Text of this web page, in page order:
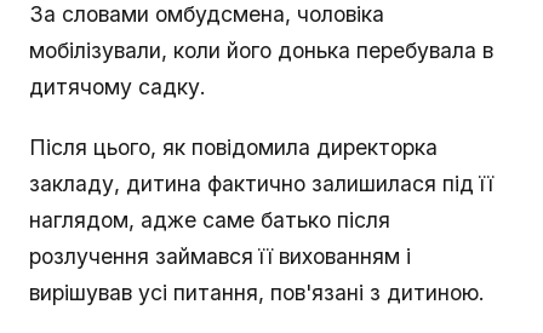
За словами омбудсмена, чоловіка
мобілізували, коли його донька перебувала в
дитячому садку.
Після цього, як повідомила директорка
закладу, дитина фактично залишилася під її
наглядом, адже саме батько після
розлучення займався її вихованням і
вирішував усі питання, пов'язані з дитиною.